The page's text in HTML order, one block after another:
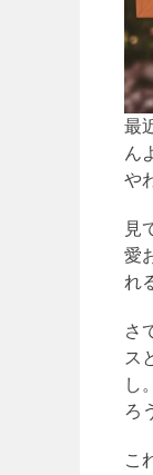
最
ん
や
見
愛
れ
さ
ス
し
ろ
こ